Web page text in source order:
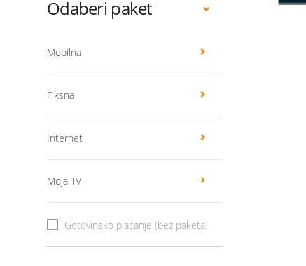
Odaberi paket
Mobilna
Fiksna
Internet
Moja TV
Gotovinsko plaćanje (bez paketa)